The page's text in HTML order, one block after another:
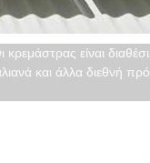
είναι
και άλλα διεθνή